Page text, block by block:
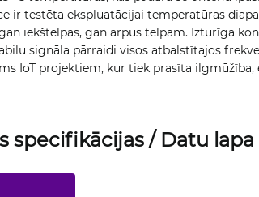
ir testēta ekspluatācijai temperatūras
iekštelpās, gan ārpus telpām. Izturīgā
signāla pārraidi visos atbalstītajos
IoT projektiem, kur tiek prasīta
specifikācijas / Datu lapa